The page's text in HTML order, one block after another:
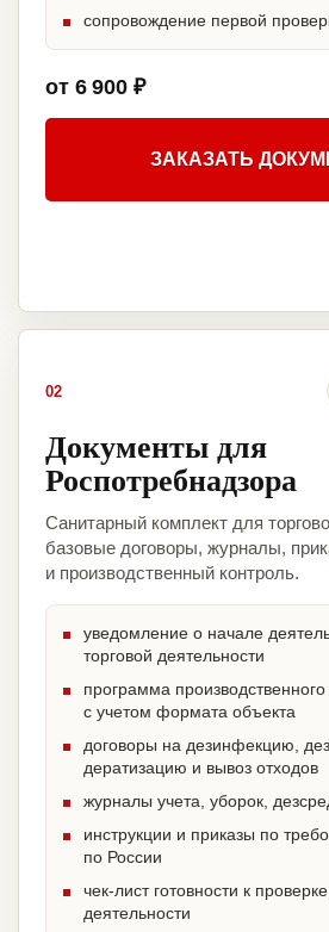
сопровождение первой
от 6 900 ₽
ЗАКАЗАТЬ
02
Документы для
Роспотребнадзора
Санитарный комплект для
базовые договоры, журналы,
и производственный контроль.
уведомление о начале
торговой деятельности
программа производственного
с учетом формата объекта
договоры на дезинфекцию,
дератизацию и вывоз отходов
журналы учета, уборок,
инструкции и приказы по
по России
чек-лист готовности к
деятельности